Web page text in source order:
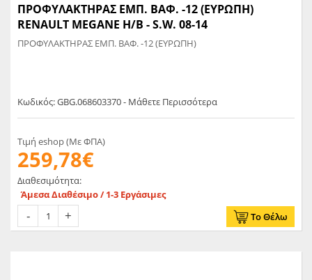
ΠΡΟΦΥΛΑΚΤΗΡΑΣ ΕΜΠ. ΒΑΦ. -12 (ΕΥΡΩΠΗ)
RENAULT MEGANE H/B - S.W. 08-14
ΠΡΟΦΥΛΑΚΤΗΡΑΣ ΕΜΠ. ΒΑΦ. -12 (ΕΥΡΩΠΗ)
Κωδικός: GBG.068603370 - Μάθετε Περισσότερα
Τιμή eshop (Με ΦΠΑ)
259,78€
Διαθεσιμότητα:
Άμεσα Διαθέσιμο / 1-3 Εργάσιμες
Το Θέλω